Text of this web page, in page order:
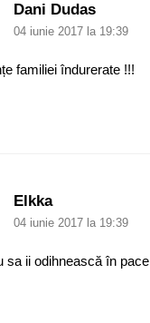
Dani Dudas
04 iunie 2017 la 19:39
familiei îndurerate !!!
Elkka
04 iunie 2017 la 19:39
sa ii odihnească în pace